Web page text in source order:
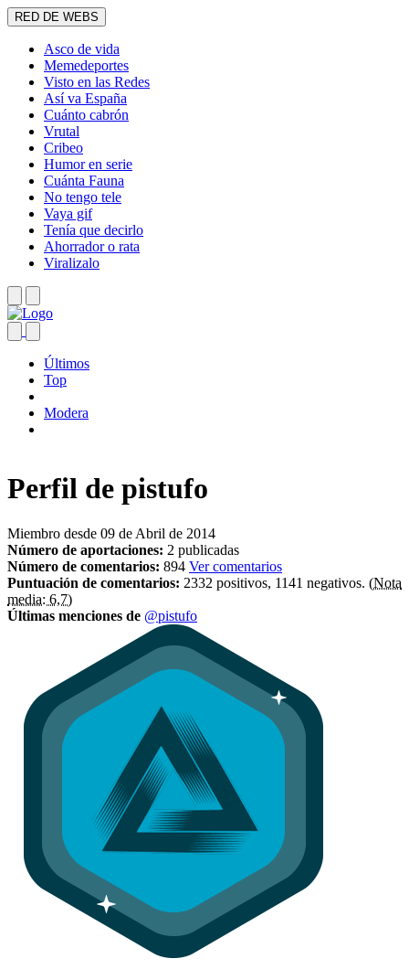
RED DE WEBS
Asco de vida
Memedeportes
Visto en las Redes
Así va España
Cuánto cabrón
Vrutal
Cribeo
Humor en serie
Cuánta Fauna
No tengo tele
Vaya gif
Tenía que decirlo
Ahorrador o rata
Viralizalo
Últimos
Top
Modera
Perfil de pistufo
Miembro desde 09 de Abril de 2014
Número de aportaciones: 2 publicadas
Número de comentarios: 894 Ver comentarios
Puntuación de comentarios: 2332 positivos, 1141 negativos. (Nota
media: 6,7)
Últimas menciones de @pistufo